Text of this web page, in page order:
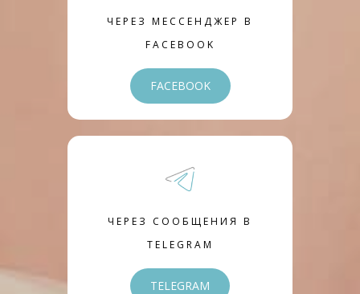
ЧЕРЕЗ МЕССЕНДЖЕР В
FACEBOOK
FACEBOOK
ЧЕРЕЗ СООБЩЕНИЯ В
TELEGRAM
TELEGRAM